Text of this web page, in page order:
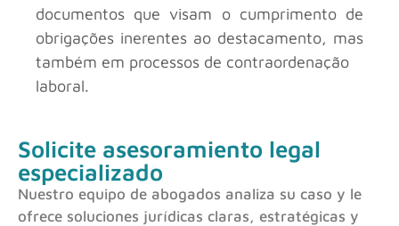
documentos que visam o cumprimento de
obrigações inerentes ao destacamento, mas
também em processos de contraordenação
laboral.
Solicite asesoramiento legal
especializado
Nuestro equipo de abogados analiza su caso y le
ofrece soluciones jurídicas claras, estratégicas y